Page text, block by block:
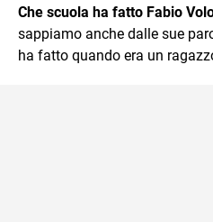
Che scuola ha fatto Fabio
sappiamo anche dalle sue
ha fatto quando era un